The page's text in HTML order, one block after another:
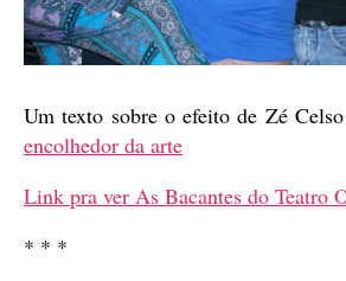
Um texto sobre o efeito de Zé
encolhedor da arte
Link pra ver As Bacantes do Teatro
* * *